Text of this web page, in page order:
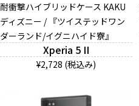
耐衝撃ハイブリッドケース KAKU
ディズニー / 『ツイステッドワン
ダーランド/イグニハイド寮』
Xperia 5 II
¥2,728 (税込み)